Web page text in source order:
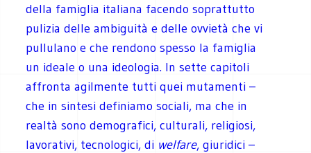
della famiglia italiana facendo soprattutto
pulizia delle ambiguità e delle ovvietà che vi
pullulano e che rendono spesso la famiglia
un ideale o una ideologia. In sette capitoli
affronta agilmente tutti quei mutamenti –
che in sintesi definiamo sociali, ma che in
realtà sono demografici, culturali, religiosi,
lavorativi, tecnologici, di welfare, giuridici –